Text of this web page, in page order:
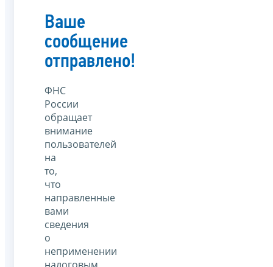
Ваше
сообщение
отправлено!
ФНС
России
обращает
внимание
пользователей
на
то,
что
направленные
вами
сведения
о
неприменении
налоговым